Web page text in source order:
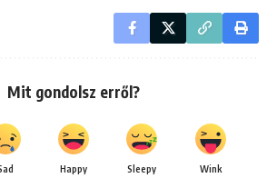
Mit gondolsz erről?
Happy Sleepy Wink